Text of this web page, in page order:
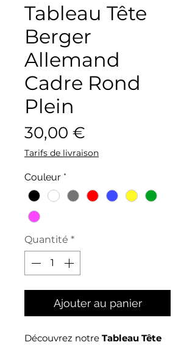
Tableau Tête
Berger
Allemand
Cadre Rond
Plein
30,00 €
Tarifs de livraison
Couleur *
Quantité *
Ajouter au panier
Découvrez notre Tableau Tête